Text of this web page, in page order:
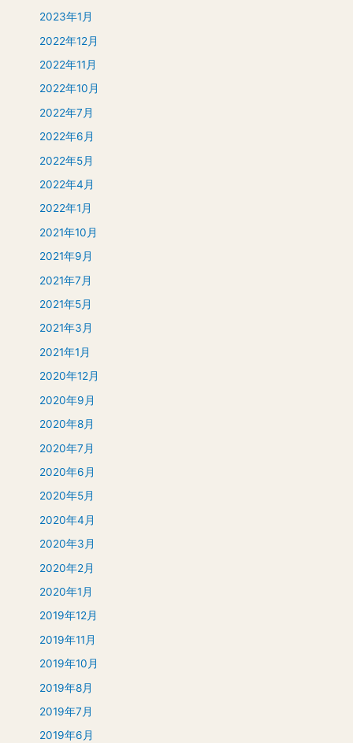
2023年1月
2022年12月
2022年11月
2022年10月
2022年7月
2022年6月
2022年5月
2022年4月
2022年1月
2021年10月
2021年9月
2021年7月
2021年5月
2021年3月
2021年1月
2020年12月
2020年9月
2020年8月
2020年7月
2020年6月
2020年5月
2020年4月
2020年3月
2020年2月
2020年1月
2019年12月
2019年11月
2019年10月
2019年8月
2019年7月
2019年6月